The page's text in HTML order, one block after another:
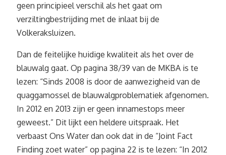
geen principieel verschil als het gaat om
verziltingbestrijding met de inlaat bij de
Volkeraksluizen.
Dan de feitelijke huidige kwaliteit als het over de
blauwalg gaat. Op pagina 38/39 van de MKBA is te
lezen: “Sinds 2008 is door de aanwezigheid van de
quaggamossel de blauwalgproblematiek afgenomen.
In 2012 en 2013 zijn er geen innamestops meer
geweest.” Dit lijkt een heldere uitspraak. Het
verbaast Ons Water dan ook dat in de “Joint Fact
Finding zoet water” op pagina 22 is te lezen: “In 2012